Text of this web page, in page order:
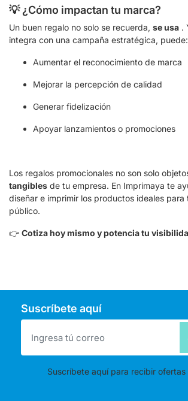
💡 ¿Cómo impactan tu marca?
Un buen regalo no solo se recuerda, se usa .
integra con una campaña estratégica, puede:
Aumentar el reconocimiento de marca
Mejorar la percepción de calidad
Generar fidelización
Apoyar lanzamientos o promociones
Los regalos promocionales no son solo
tangibles de tu empresa. En Imprimaya te
diseñar e imprimir los productos ideales
público.
👉 Cotiza hoy mismo y potencia tu
Suscríbete aquí
Suscríbete aquí para recibir ofertas